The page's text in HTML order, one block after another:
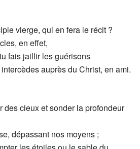
vierge, qui en fera le récit ?
en effet,
fais jaillir les guérisons
auprès du Christ, en ami.
des cieux et sonder la profondeur
dépassant nos moyens ;